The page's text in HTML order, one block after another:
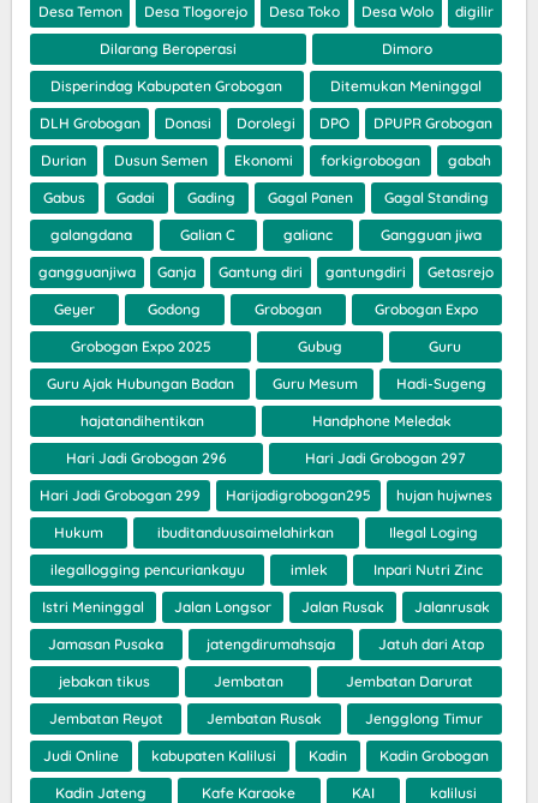
Desa Temon Desa Tlogorejo Desa Toko Desa Wolo digilir
Dilarang Beroperasi Dimoro
Disperindag Kabupaten Grobogan Ditemukan Meninggal
DLH Grobogan Donasi Dorolegi DPO DPUPR Grobogan
Durian Dusun Semen Ekonomi forkigrobogan gabah
Gabus Gadai Gading Gagal Panen Gagal Standing
galangdana Galian C galianc Gangguan jiwa
gangguanjiwa Ganja Gantung diri gantungdiri Getasrejo
Geyer Godong Grobogan Grobogan Expo
Grobogan Expo 2025 Gubug Guru
Guru Ajak Hubungan Badan Guru Mesum Hadi-Sugeng
hajatandihentikan Handphone Meledak
Hari Jadi Grobogan 296 Hari Jadi Grobogan 297
Hari Jadi Grobogan 299 Harijadigrobogan295 hujan hujwnes
Hukum ibuditanduusaimelahirkan Ilegal Loging
ilegallogging pencuriankayu imlek Inpari Nutri Zinc
Istri Meninggal Jalan Longsor Jalan Rusak Jalanrusak
Jamasan Pusaka jatengdirumahsaja Jatuh dari Atap
jebakan tikus Jembatan Jembatan Darurat
Jembatan Reyot Jembatan Rusak Jengglong Timur
Judi Online kabupaten Kalilusi Kadin Kadin Grobogan
Kadin Jateng Kafe Karaoke KAI kalilusi